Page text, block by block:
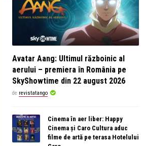
Avatar Aang: Ultimul războinic al
aerului – premiera în România pe
SkyShowtime din 22 august 2026
de revistatango
Cinema în aer liber: Happy
Cinema și Caro Cultura aduc
filme de artă pe terasa Hotelului